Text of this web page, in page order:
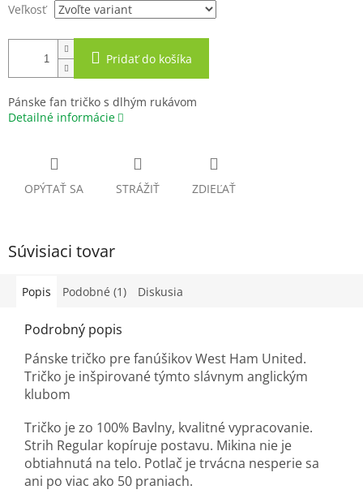
Veľkosť
Pridať do košíka
Pánske fan tričko s dlhým rukávom
Detailné informácie
OPÝTAŤ SA STRÁŽIŤ ZDIEĽAŤ
Súvisiaci tovar
Popis Podobné (1) Diskusia
Podrobný popis
Pánske tričko pre fanúšikov West Ham United.
Tričko je inšpirované týmto slávnym anglickým
klubom
Tričko je zo 100% Bavlny, kvalitné vypracovanie.
Strih Regular kopíruje postavu. Mikina nie je
obtiahnutá na telo. Potlač je trvácna nesperie sa
ani po viac ako 50 praniach.